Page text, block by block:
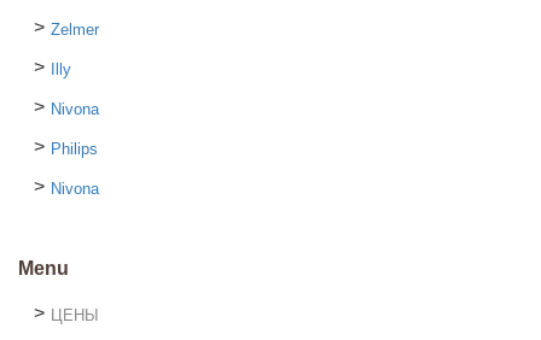
Zelmer
Illy
Nivona
Philips
Nivona
Menu
ЦЕНЫ